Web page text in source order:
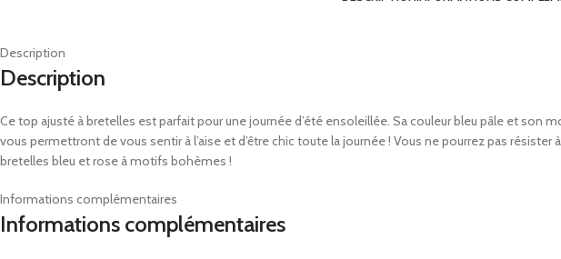
Description
Description
Ce top ajusté à bretelles est parfait pour une journée d’été ensoleillée. Sa couleur bleu pâle et
vous permettront de vous sentir à l’aise et d’être chic toute la journée ! Vous ne pourrez pas
bretelles bleu et rose à motifs bohèmes !
Informations complémentaires
Informations complémentaires